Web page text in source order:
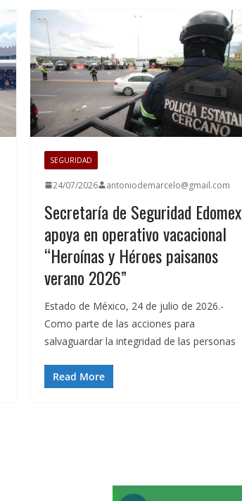
SEGURIDAD
24/07/2026 antoniodemarcelo@gmail.com
Secretaría de Seguridad Edomex
apoya en operativo vacacional
“Heroínas y Héroes paisanos
verano 2026”
Estado de México, 24 de julio de 2026.-
Como parte de las acciones para
salvaguardar la integridad de las personas
Read More